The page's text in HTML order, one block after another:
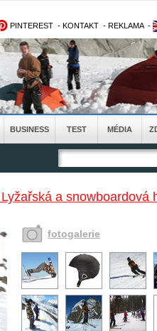
PINTEREST - KONTAKT - REKLAMA -
BUSINESS TEST MÉDIA
a snowboardová
fotogalerie